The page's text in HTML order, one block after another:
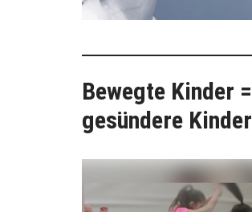
Bewegte Kinder =
gesündere Kinder